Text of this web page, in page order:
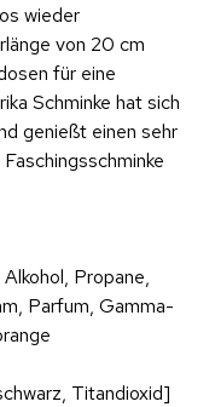
wieder
von 20 cm
für eine
Schminke hat sich
genießt einen sehr
Propane,
Parfum, Gamma-
Titandioxid]